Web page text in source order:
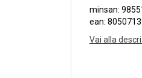
minsan:
ean:
Vai alla